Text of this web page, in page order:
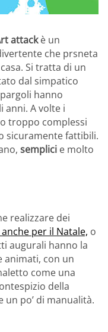
attackè un
che prsneta
Si tratta di un
dal simpatico
hanno
anni. A volte i
troppo complessi
sicuramente fattibili.
semplici e molto
realizzare dei
per il Natale, o
augurali hanno la
animati, con un
come una
della
un po’ di manualità.